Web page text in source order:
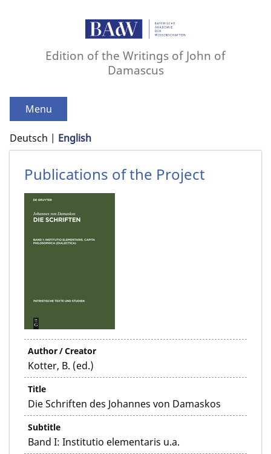
Edition of the Writings of John of
Damascus
Menu
Deutsch English
Publications of the Project
Author / Creator
Kotter, B. (ed.)
Title
Die Schriften des Johannes von Damaskos
Subtitle
Band I: Institutio elementaris u.a.